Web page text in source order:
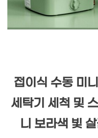
접이식 수동 미
세탁기 세척 및
니 보라색 빛